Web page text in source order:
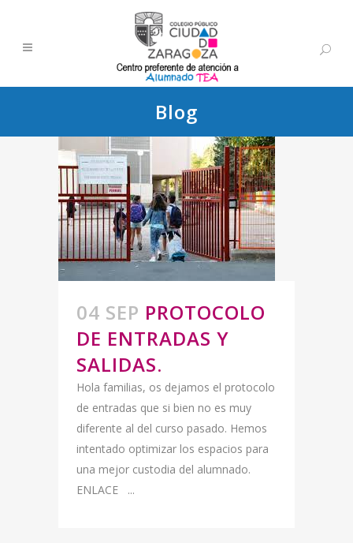
Blog
04 SEP PROTOCOLO
DE ENTRADAS Y
SALIDAS.
Hola familias, os dejamos el protocolo
de entradas que si bien no es muy
diferente al del curso pasado. Hemos
intentado optimizar los espacios para
una mejor custodia del alumnado.
ENLACE ...